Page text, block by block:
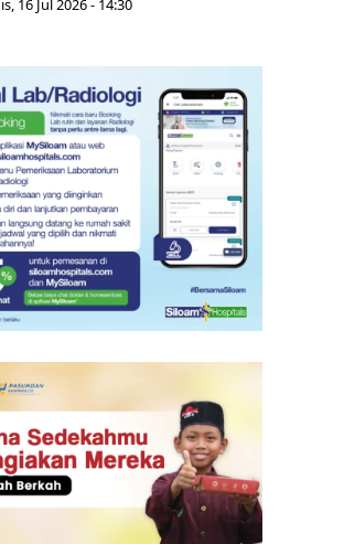
16 Jul 2026 - 14:30